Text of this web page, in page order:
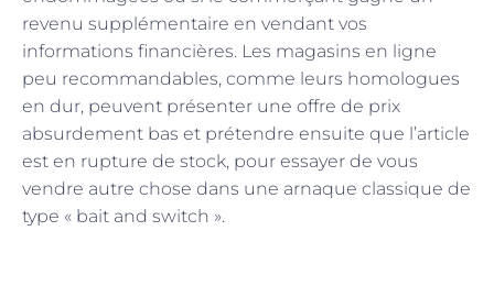
revenu supplémentaire en vendant vos
informations financières. Les magasins en ligne
peu recommandables, comme leurs homologues
en dur, peuvent présenter une offre de prix
absurdement bas et prétendre ensuite que l’article
est en rupture de stock, pour essayer de vous
vendre autre chose dans une arnaque classique de
type « bait and switch ».